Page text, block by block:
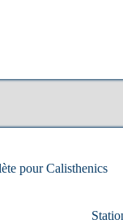
pour Calisthenics